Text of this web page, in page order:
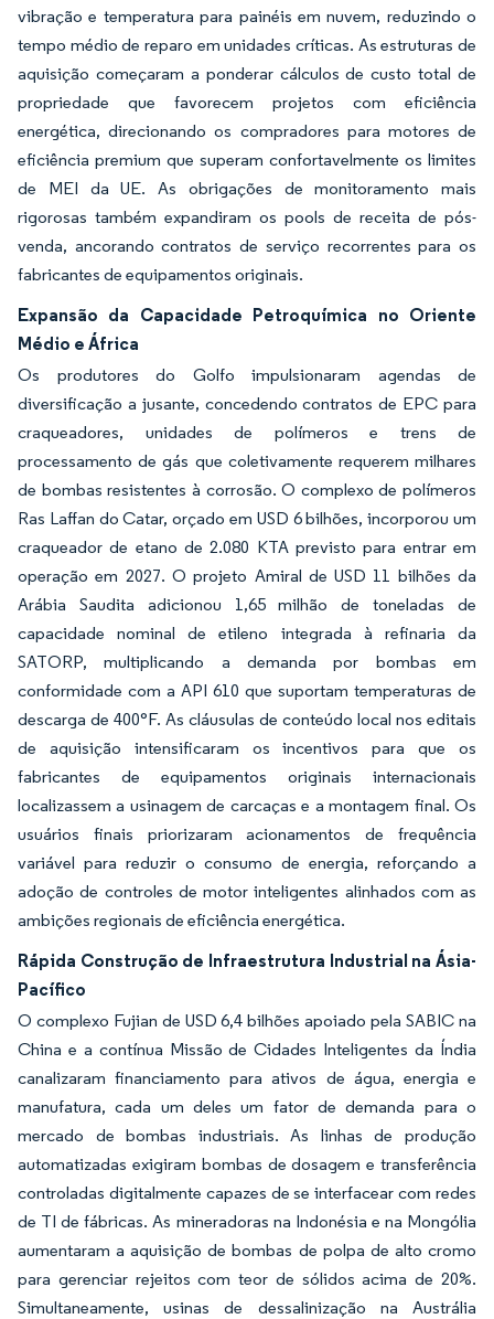
vibração e temperatura para painéis em nuvem, reduzindo o
tempo médio de reparo em unidades críticas. As estruturas de
aquisição começaram a ponderar cálculos de custo total de
propriedade que favorecem projetos com eficiência
energética, direcionando os compradores para motores de
eficiência premium que superam confortavelmente os limites
de MEI da UE. As obrigações de monitoramento mais
rigorosas também expandiram os pools de receita de pós-
venda, ancorando contratos de serviço recorrentes para os
fabricantes de equipamentos originais.
Expansão da Capacidade Petroquímica no Oriente
Médio e África
Os produtores do Golfo impulsionaram agendas de
diversificação a jusante, concedendo contratos de EPC para
craqueadores, unidades de polímeros e trens de
processamento de gás que coletivamente requerem milhares
de bombas resistentes à corrosão. O complexo de polímeros
Ras Laffan do Catar, orçado em USD 6 bilhões, incorporou um
craqueador de etano de 2.080 KTA previsto para entrar em
operação em 2027. O projeto Amiral de USD 11 bilhões da
Arábia Saudita adicionou 1,65 milhão de toneladas de
capacidade nominal de etileno integrada à refinaria da
SATORP, multiplicando a demanda por bombas em
conformidade com a API 610 que suportam temperaturas de
descarga de 400°F. As cláusulas de conteúdo local nos editais
de aquisição intensificaram os incentivos para que os
fabricantes de equipamentos originais internacionais
localizassem a usinagem de carcaças e a montagem final. Os
usuários finais priorizaram acionamentos de frequência
variável para reduzir o consumo de energia, reforçando a
adoção de controles de motor inteligentes alinhados com as
ambições regionais de eficiência energética.
Rápida Construção de Infraestrutura Industrial na Ásia-
Pacífico
O complexo Fujian de USD 6,4 bilhões apoiado pela SABIC na
China e a contínua Missão de Cidades Inteligentes da Índia
canalizaram financiamento para ativos de água, energia e
manufatura, cada um deles um fator de demanda para o
mercado de bombas industriais. As linhas de produção
automatizadas exigiram bombas de dosagem e transferência
controladas digitalmente capazes de se interfacear com redes
de TI de fábricas. As mineradoras na Indonésia e na Mongólia
aumentaram a aquisição de bombas de polpa de alto cromo
para gerenciar rejeitos com teor de sólidos acima de 20%.
Simultaneamente, usinas de dessalinização na Austrália